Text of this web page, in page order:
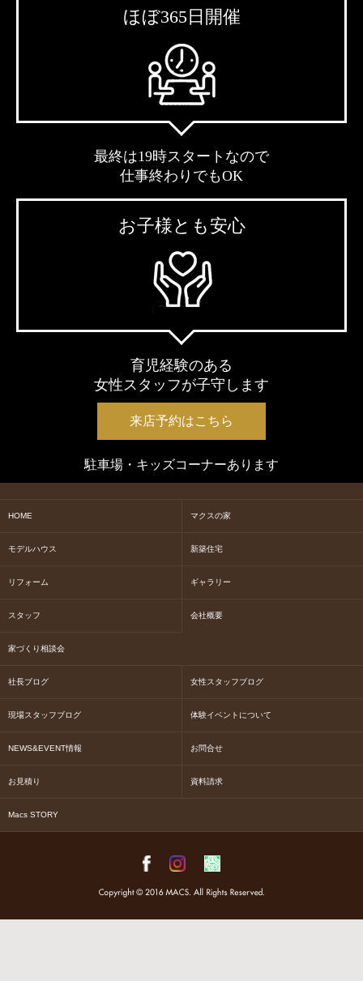
ほぼ365日開催
最終は19時スタートなので
仕事終わりでもOK
お子様とも安心
育児経験のある
女性スタッフが子守します
来店予約はこちら
駐車場・キッズコーナーあります
HOME マクスの家
モデルハウス 新築住宅
リフォーム ギャラリー
スタッフ 会社概要
家づくり相談会
社長ブログ 女性スタッフブログ
現場スタッフブログ 体験イベントについて
NEWS&EVENT情報 お問合せ
お見積り 資料請求
Macs STORY